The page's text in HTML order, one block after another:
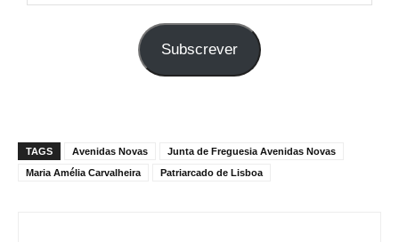
o
Subscrever
TAGS Avenidas Novas
Junta de Freguesia Avenidas Novas
Maria Amélia Carvalheira
Patriarcado de Lisboa